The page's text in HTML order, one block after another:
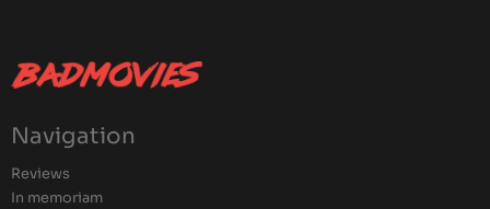
Navigation
Reviews
In memoriam